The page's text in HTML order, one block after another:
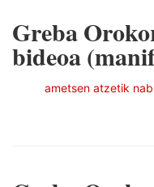
Greba
bideoa
ametsen atzetik